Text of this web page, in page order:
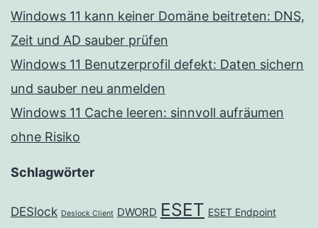
Windows 11 kann keiner Domäne beitreten: DNS,
Zeit und AD sauber prüfen
Windows 11 Benutzerprofil defekt: Daten sichern
und sauber neu anmelden
Windows 11 Cache leeren: sinnvoll aufräumen
ohne Risiko
Schlagwörter
DESlock Deslock Client DWORD ESET ESET Endpoint